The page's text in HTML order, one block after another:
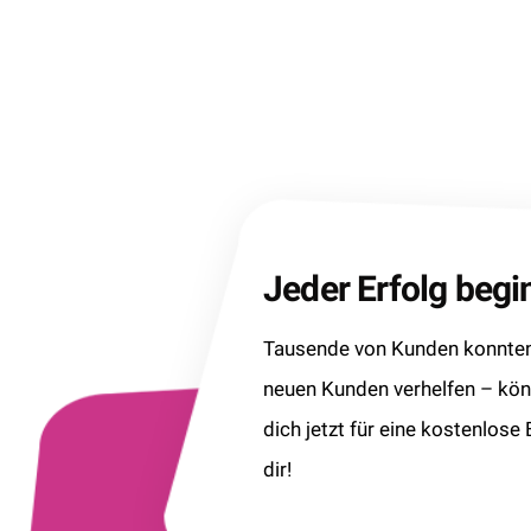
Jeder Erfolg
Tausende von Kunden
neuen Kunden verhelfen –
dich jetzt für eine kostenlose
dir!